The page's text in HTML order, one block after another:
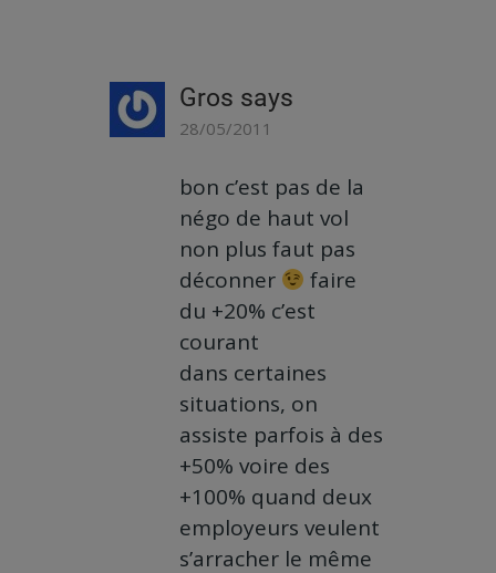
Gros says
28/05/2011
bon c’est pas de la
négo de haut vol
non plus faut pas
déconner
faire
du +20% c’est
courant
dans certaines
situations, on
assiste parfois à des
+50% voire des
+100% quand deux
employeurs veulent
s’arracher le même